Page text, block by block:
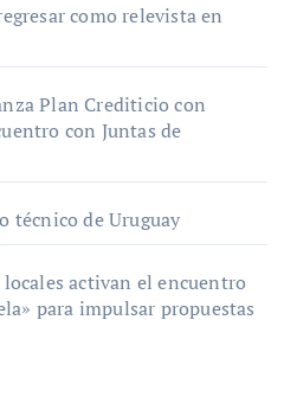
como relevista en
Plan Crediticio con
con Juntas de
técnico de Uruguay
activan el encuentro
para impulsar propuestas